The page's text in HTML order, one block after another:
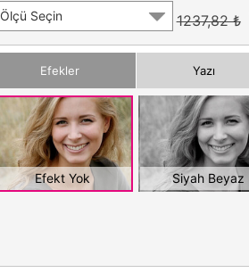
Ölçü Seçin 1237,82 ₺
Efekler Yazı
Efekt Yok Siyah Beyaz